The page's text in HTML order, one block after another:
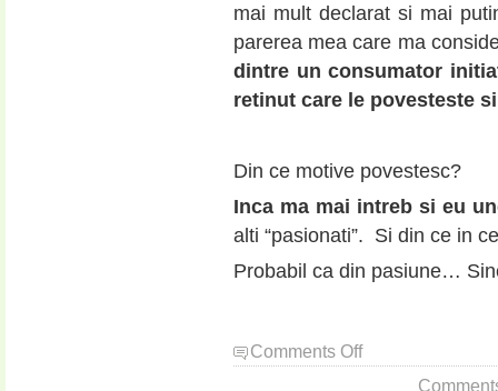
mai mult declarat si mai
parerea mea care ma
dintre un consumator
retinut care le povesteste
Din ce motive povestesc?
Inca ma mai intreb si eu
alti “pasionati”. Si din ce in
Probabil ca din pasiune…
Comments Offon
Din